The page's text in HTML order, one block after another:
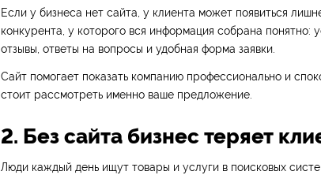
Если у бизнеса нет сайта, у клиента может появиться
конкурента, у которого вся информация собрана понятно:
отзывы, ответы на вопросы и удобная форма заявки.
Сайт помогает показать компанию профессионально и
стоит рассмотреть именно ваше предложение.
2. Без сайта бизнес теряет
Люди каждый день ищут товары и услуги в поисковых